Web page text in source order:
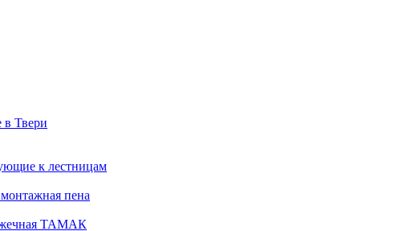
в Твери
к лестницам
пена
ТАМАК